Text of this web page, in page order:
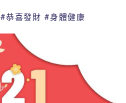
#恭喜發財 #身體健康